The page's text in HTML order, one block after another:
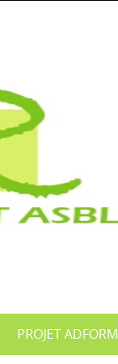
PROJET ADFORM